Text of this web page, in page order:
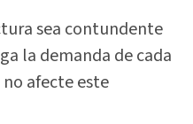
sea contundente
la demanda de cada
afecte este